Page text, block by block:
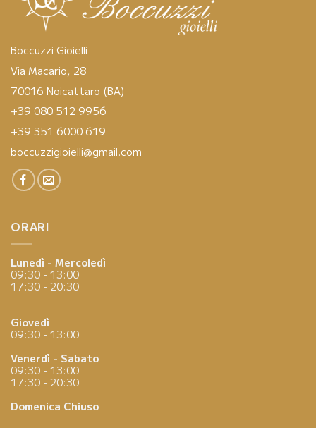
Boccuzzi Gioielli
Via Macario, 28
70016 Noicattaro (BA)
+39 080 512 9956
+39 351 6000 619
boccuzzigioielli@gmail.com
ORARI
Lunedì - Mercoledì
09:30 - 13:00
17:30 - 20:30
Giovedì
09:30 - 13:00
Venerdì - Sabato
09:30 - 13:00
17:30 - 20:30
Domenica Chiuso